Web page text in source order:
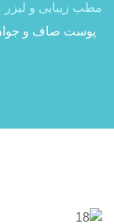
مطب زیبایی و لیزر
پوست صاف و جوان